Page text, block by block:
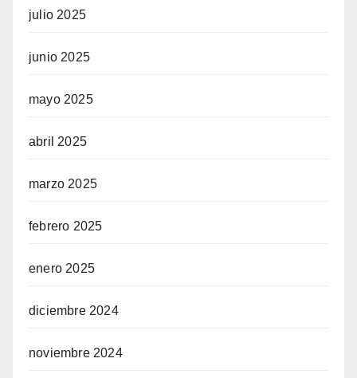
julio 2025
junio 2025
mayo 2025
abril 2025
marzo 2025
febrero 2025
enero 2025
diciembre 2024
noviembre 2024